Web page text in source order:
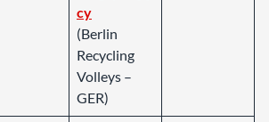
cy
(Berlin
Recycling
Volleys –
GER)